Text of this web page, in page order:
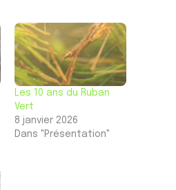
Les 10 ans du Ruban
Vert
8 janvier 2026
Dans "Présentation"